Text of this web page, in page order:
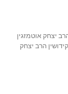
הרב יצחק אוטמזגין
הרב יצחק